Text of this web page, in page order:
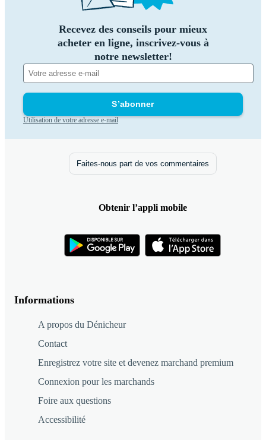
Recevez des conseils pour mieux
acheter en ligne, inscrivez-vous à
notre newsletter!
S’abonner
Utilisation de votre adresse e-mail
Informations
A propos du Dénicheur
Contact
Enregistrez votre site et devenez marchand premium
Connexion pour les marchands
Foire aux questions
Accessibilité
Faites-nous part de vos commentaires
Obtenir l’appli mobile